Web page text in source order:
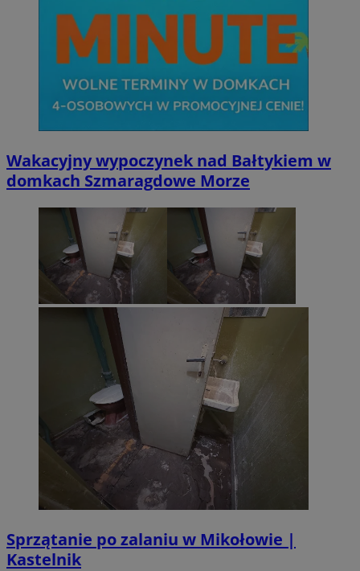
Wakacyjny wypoczynek nad Bałtykiem w
domkach Szmaragdowe Morze
Sprzątanie po zalaniu w Mikołowie |
Kastelnik